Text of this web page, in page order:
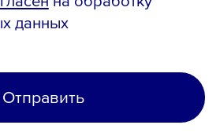
данных
Отправить